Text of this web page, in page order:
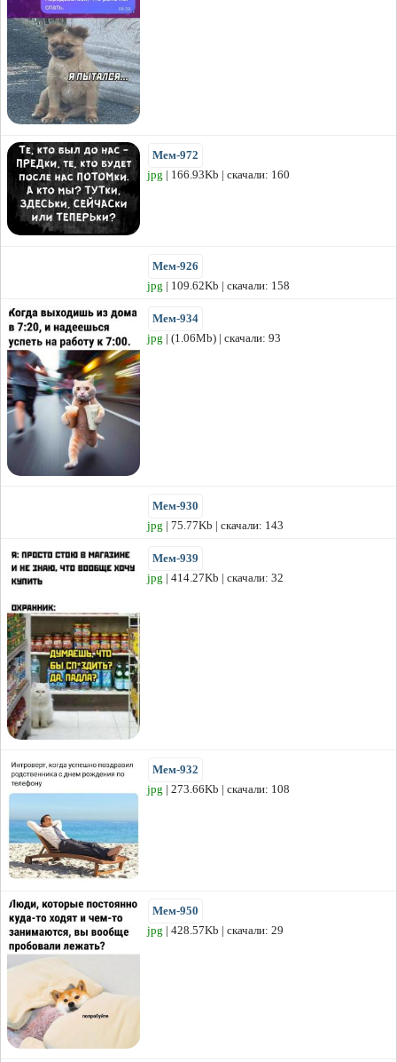
Мем-972
jpg | 166.93Kb | скачали: 160
Мем-926
jpg | 109.62Kb | скачали: 158
Мем-934
jpg | (1.06Mb) | скачали: 93
Мем-930
jpg | 75.77Kb | скачали: 143
Мем-939
jpg | 414.27Kb | скачали: 32
Мем-932
jpg | 273.66Kb | скачали: 108
Мем-950
jpg | 428.57Kb | скачали: 29